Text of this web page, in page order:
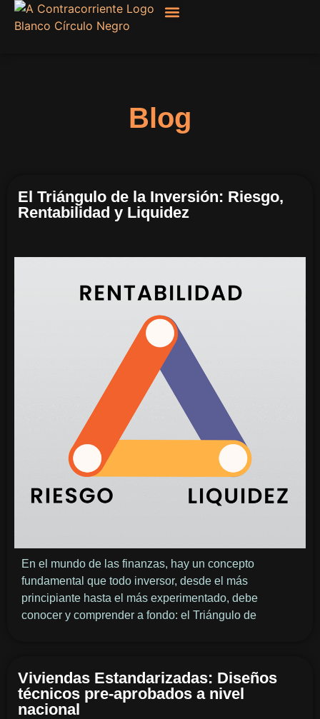
Blog
El Triángulo de la Inversión: Riesgo,
Rentabilidad y Liquidez
En el mundo de las finanzas, hay un concepto
fundamental que todo inversor, desde el más
principiante hasta el más experimentado, debe
conocer y comprender a fondo: el Triángulo de
Viviendas Estandarizadas: Diseños
técnicos pre-aprobados a nivel
nacional